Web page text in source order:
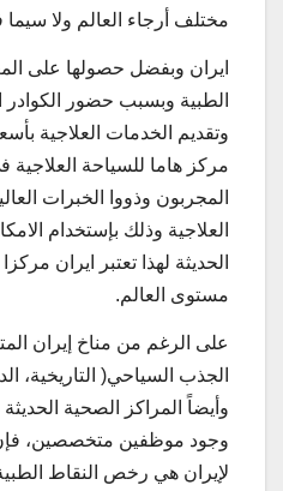
مختلف أرجاء العالم ولا سیما
ایران وبفضل حصولها علی
الطبیة وبسبب حضور الكوادر
وتقدیم الخدمات العلاجیة
مركز هاما للسیاحة العلاجیة
المجربون وذووا الخبرات
العلاجیة وذلك بإستخدام
الحدیثة لهذا تعتبر ایران
مستوی العالم.
علی الرغم من مناخ إیران
الجذب السیاحي( التاریخیة،
وأیضاً المراكز الصحیة
وجود موظفین متخصصین، فإن
لإیران هي رخص النقاط